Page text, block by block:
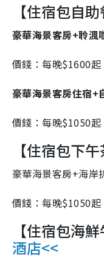
【住宿包自助
豪華海景客房+聆渢
價錢：每晚$1600起
豪華海景客房住宿+
價錢：每晚$1050起
【住宿包下午
豪華海景客房+海岸
價錢：每晚$1050起
【住宿包海
酒店<<